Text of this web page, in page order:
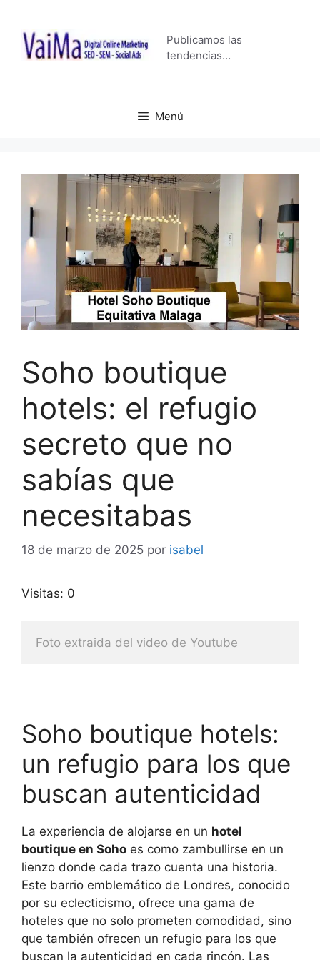
contenido
Publicamos las
tendencias…
Menú
Soho boutique
hotels: el refugio
secreto que no
sabías que
necesitabas
18 de marzo de 2025 por isabel
Visitas: 0
Foto extraida del video de Youtube
Soho boutique hotels:
un refugio para los que
buscan autenticidad
La experiencia de alojarse en un hotel
boutique en Soho es como zambullirse en un
lienzo donde cada trazo cuenta una historia.
Este barrio emblemático de Londres, conocido
por su eclecticismo, ofrece una gama de
hoteles que no solo prometen comodidad, sino
que también ofrecen un refugio para los que
buscan la autenticidad en cada rincón. Las